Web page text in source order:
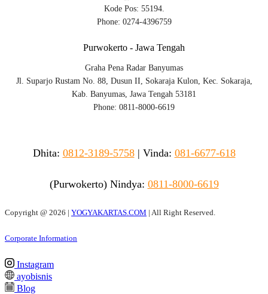
Kode Pos: 55194.
Phone: 0274-4396759
Purwokerto - Jawa Tengah
Graha Pena Radar Banyumas
Jl. Suparjo Rustam No. 88, Dusun II, Sokaraja Kulon, Kec. Sokaraja,
Kab. Banyumas, Jawa Tengah 53181
Phone: 0811-8000-6619
Dhita: 0812-3189-5758| Vinda: 081-6677-618
(Purwokerto) Nindya: 0811-8000-6619
Copyright @ 2026 | YOGYAKARTAS.COM | All Right Reserved.
Corporate Information
Instagram
ayobisnis
Blog